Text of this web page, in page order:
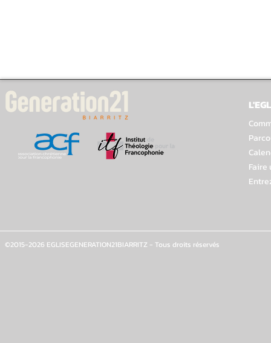
Faire
©2015-2026 EGLISEGENERATION21BIARRITZ - Tous droits réservés